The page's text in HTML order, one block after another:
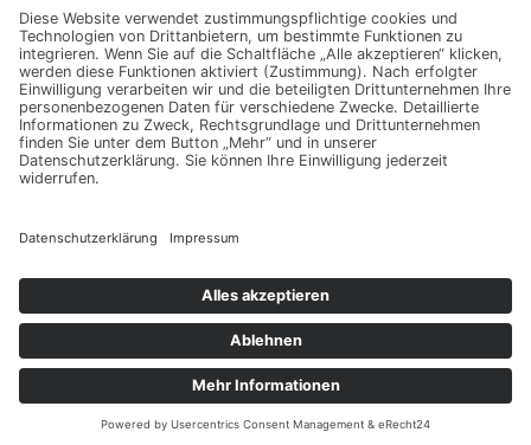
Schlagwörter
Digitalisierung Marketing Technik Wirtschaft
Copyright © 2026 Technotrix
Datenschutz
Impressum